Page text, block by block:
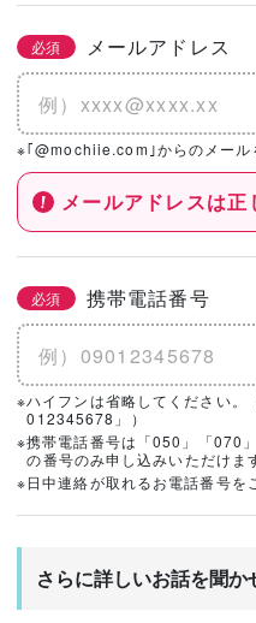
必須 メールアドレス
※｢@mochiie.com｣からのメール
メールアドレスは
必須 携帯電話番号
※ハイフンは省略してください
012345678」）
※携帯電話番号は「050」「070
の番号のみ申し込みいただけま
※日中連絡が取れるお電話番号を
さらに詳しいお話を聞か